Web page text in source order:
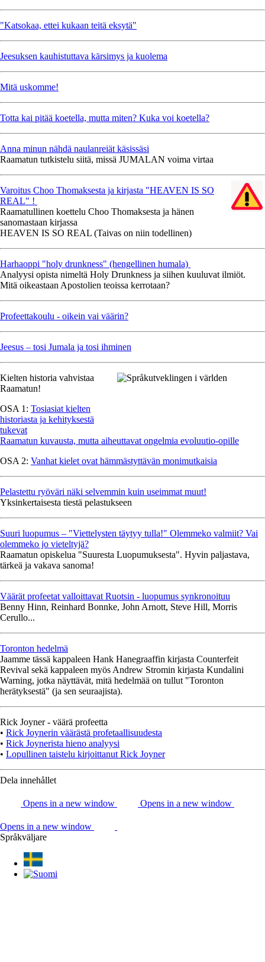
"Katsokaa, ettei kukaan teitä eksytä"
Jeesuksen kauhistuttava kärsimys ja kuolema
Mitä uskomme!
Totta kai pitää koetella, mutta miten? Kuka voi koetella?
Anna minun nähdä naulanreiät käsissäsi
Raamatun tutkistelu siitä, missä JUMALAN voima virtaa
Varoitus Choo Thomaksesta ja kirjasta "HEAVEN IS SO
REAL" !
Raamatullinen koettelu Choo Thomaksesta ja hänen
sanomastaan kirjassa
HEAVEN IS SO REAL (Taivas on niin todellinen)
Harhaoppi "holy drunkness" (hengellinen humala)
Analyysi opista nimeltä Holy Drunkness ja siihen kuuluvat ilmiöt.
Mitä oikeastaan Apostolien teoissa kerrotaan?
Profeettakoulu - oikein vai väärin?
Jeesus – tosi Jumala ja tosi ihminen
Kielten historia vahvistaa
Raamatun!
OSA 1: Tosiasiat kielten
historiasta ja kehityksestä
tukevat
Raamatun kuvausta, mutta aiheuttavat ongelmia evoluutio-opille
OSA 2: Vanhat kielet ovat hämmästyttävän monimutkaisia
Pelastettu ryöväri näki selvemmin kuin useimmat muut!
Yksinkertaisesta tiestä pelastukseen
Suuri luopumus – "Viettelysten täytyy tulla!" Olemmeko valmiit? Vai
olemmeko jo vieteltyjä?
Raamatun opiskelua "Suuresta Luopumuksesta". Hyvin paljastava,
tärkeä ja vakava sanoma!
Väärät profeetat valloittavat Ruotsin - luopumus synkronoituu
Benny Hinn, Reinhard Bonnke, John Arnott, Steve Hill, Morris
Cerullo...
Toronton hedelmä
Jaamme tässä kappaleen Hank Hanegraaffin kirjasta Counterfeit
Revival sekä kappaleen myös Andrew Stromin kirjasta Kundalini
Warning, jotka näyttävät, mitä hedelmää on tullut "Toronton
herätyksestä" (ja sen seuraajista).
Rick Joyner - väärä profeetta
• Rick Joynerin väärästä profetaallisuudesta
• Rick Joynerista hieno analyysi
• Lopullinen taistelu kirjoittanut Rick Joyner
Dela innehållet
Opens in a new window Opens in a new window
Opens in a new window
Språkväljare